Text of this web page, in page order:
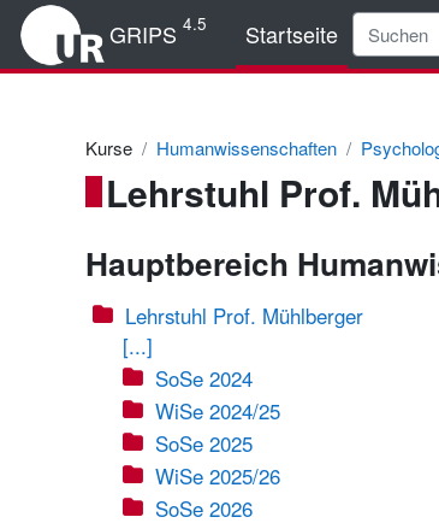
Zum Hauptinhalt
GRIPS 4.5 Startseite
Kurse Humanwissenschaften
Lehrstuhl Prof.
Hauptbereich
Lehrstuhl Prof. Mühlberger
[...]
SoSe 2024
WiSe 2024/25
SoSe 2025
WiSe 2025/26
SoSe 2026